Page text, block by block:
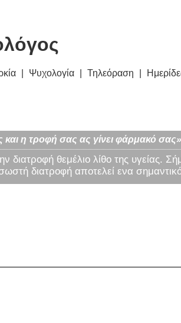
Ψυχολογία Τηλεόραση
η τροφή σας ας γίνει φάρμακό
διατροφή θεμέλιο λίθο της υγείας.
διατροφή αποτελεί ενα σημαντικό